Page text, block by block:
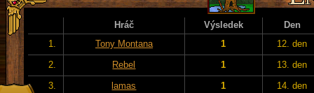
Hráč Výsledek
Den
1.
Tony Montana 1
12. den
2.
Rebel 1
13. den
3.
lamas 1 14. den